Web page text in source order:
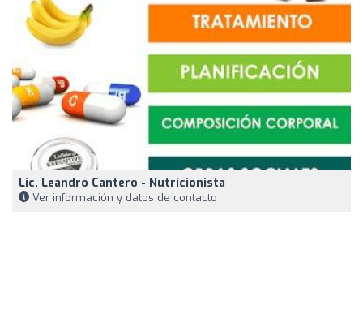
Lic. Leandro Cantero - Nutricionista
Ver información y datos de contacto